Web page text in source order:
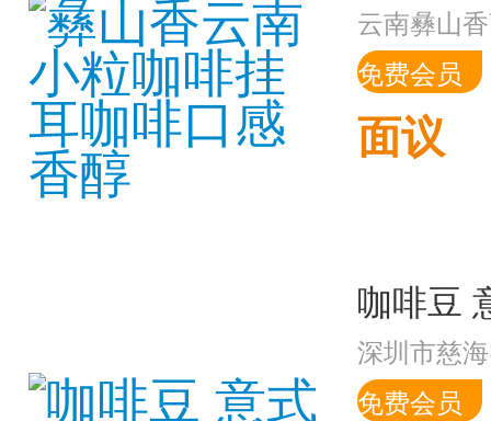
云南彝山
免费会员
面议
咖啡豆
深圳市慈
免费会员